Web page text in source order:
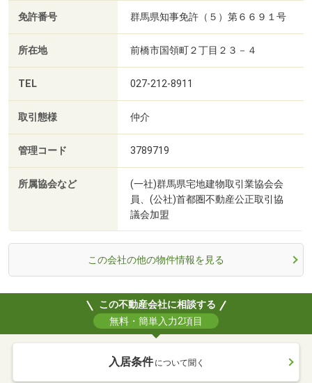
免許番号 群馬県知事免許（５）第６６９１号
所在地 前橋市国領町２丁目２３－４
TEL 027-212-8911
取引態様 仲介
管理コード 3789719
所属協会など
(一社)群馬県宅地建物取引業協会会
員、(公社)首都圏不動産公正取引協
議会加盟
この会社の他の物件情報を見る
この不動産会社に相談する
無料・簡単入力2項目
入居条件 について聞く